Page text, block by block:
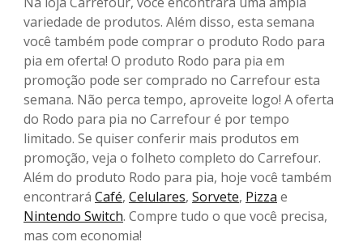
variedade de produtos. Além disso, esta semana
você também pode comprar o produto Rodo para
pia em oferta! O produto Rodo para pia em
promoção pode ser comprado no Carrefour esta
semana. Não perca tempo, aproveite logo! A oferta
do Rodo para pia no Carrefour é por tempo
limitado. Se quiser conferir mais produtos em
promoção, veja o folheto completo do Carrefour.
Além do produto Rodo para pia, hoje você também
encontrará Café, Celulares, Sorvete, Pizza e
Nintendo Switch. Compre tudo o que você precisa,
mas com economia!